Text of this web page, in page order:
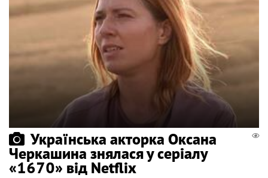
Українська акторка Оксана
Черкашина знялася у серіалу
«1670» від Netflix